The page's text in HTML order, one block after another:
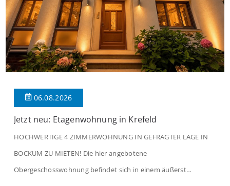
06.08.2026
Jetzt neu: Etagenwohnung in Krefeld
HOCHWERTIGE 4 ZIMMERWOHNUNG IN GEFRAGTER LAGE IN
BOCKUM ZU MIETEN! Die hier angebotene
Obergeschosswohnung befindet sich in einem äußerst